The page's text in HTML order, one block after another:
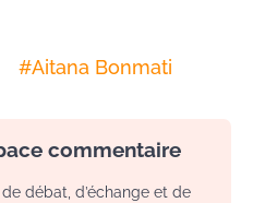
#Aitana Bonmati
commentaire
débat, d’échange et de